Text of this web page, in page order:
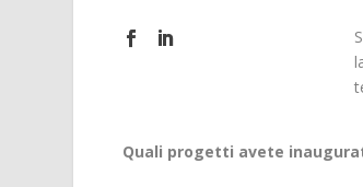
Quali progetti avete